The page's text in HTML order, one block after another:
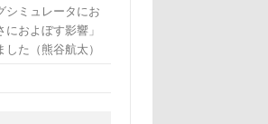
シミュレータにお
およぼす影響」
た（熊谷航太）